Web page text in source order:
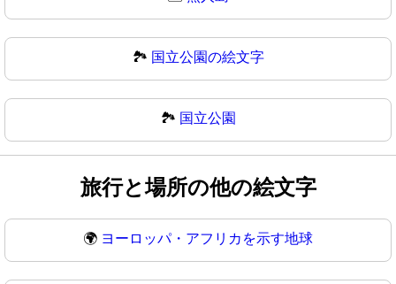
🏞️ 国立公園の絵文字
🏞 国立公園
旅行と場所の他の絵文字
🌍 ヨーロッパ・アフリカを示す地球